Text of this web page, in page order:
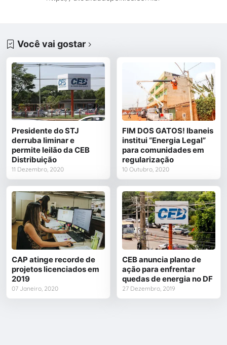
Você vai gostar
Presidente do STJ
derruba liminar e
permite leilão da CEB
Distribuição
11 Dezembro, 2020
FIM DOS GATOS! Ibaneis
institui “Energia Legal”
para comunidades em
regularização
10 Outubro, 2020
CAP atinge recorde de
projetos licenciados em
2019
07 Janeiro, 2020
CEB anuncia plano de
ação para enfrentar
quedas de energia no DF
27 Dezembro, 2019